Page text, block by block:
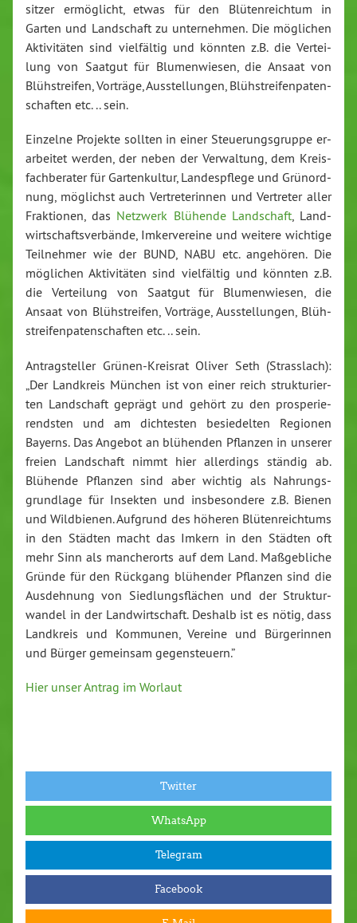
sit­zer er­mög­licht, etwas für den Blü­ten­reich­tum in
Garten und Land­schaft zu un­ter­neh­men. Die möglichen
Ak­ti­vi­tä­ten sind viel­fäl­tig und könnten z.B. die Ver­tei­
lung von Saatgut für Blu­men­wie­sen, die Ansaat von
Blüh­strei­fen, Vorträge, Aus­stel­lun­gen, Blüh­strei­fen­pa­ten­
schaf­ten etc. .. sein.
Einzelne Projekte sollten in einer Steue­rungs­grup­pe er­
ar­bei­tet werden, der neben der Ver­wal­tung, dem Kreis­
fach­be­ra­ter für Gar­ten­kul­tur, Lan­des­pfle­ge und Grü­n­ord­
nung, möglichst auch Ver­tre­te­rin­nen und Vertreter aller
Frak­tio­nen, das Netzwerk Blühende Land­schaft, Land­
wirt­schafts­ver­bän­de, Im­ker­ver­ei­ne und weitere wichtige
Teil­neh­mer wie der BUND, NABU etc. angehören. Die
möglichen Ak­ti­vi­tä­ten sind viel­fäl­tig und könnten z.B.
die Ver­tei­lung von Saatgut für Blu­men­wie­sen, die
Ansaat von Blüh­strei­fen, Vorträge, Aus­stel­lun­gen, Blüh­
strei­fen­pa­ten­schaf­ten etc. .. sein.
An­trag­stel­ler Grü­nen-Kreis­rat Oliver Seth (Strass­lach):
„Der Landkreis München ist von einer reich struk­tu­rier­
ten Land­schaft geprägt und gehört zu den pro­spe­rie­
rends­ten und am dich­tes­ten be­sie­del­ten Regionen
Bayerns. Das Angebot an blühenden Pflanzen in unserer
freien Land­schaft nimmt hier al­ler­dings ständig ab.
Blühende Pflanzen sind aber wichtig als Nah­rungs­
grund­la­ge für Insekten und ins­be­son­de­re z.B. Bienen
und Wild­bie­nen. Aufgrund des höheren Blü­ten­reich­tums
in den Städten macht das Imkern in den Städten oft
mehr Sinn als man­cher­orts auf dem Land. Maß­geb­li­che
Gründe für den Rückgang blühender Pflanzen sind die
Aus­deh­nung von Sied­lungs­flä­chen und der Struk­tur­
wan­del in der Land­wirt­schaft. Deshalb ist es nötig, dass
Landkreis und Kommunen, Vereine und Bür­ge­rin­nen
und Bürger gemeinsam ge­gen­steu­ern.”
Hier unser Antrag im Worlaut
Twitter
WhatsApp
Telegram
Facebook